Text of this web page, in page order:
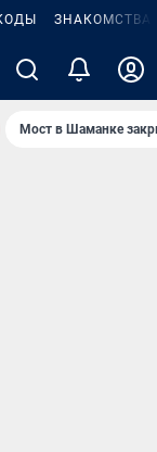
ЗНАКОМСТВА
Мост в Шаманке